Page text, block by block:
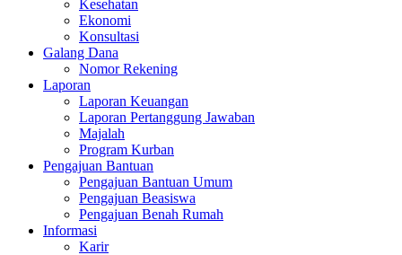
Kesehatan
Ekonomi
Konsultasi
Galang Dana
Nomor Rekening
Laporan
Laporan Keuangan
Laporan Pertanggung Jawaban
Majalah
Program Kurban
Pengajuan Bantuan
Pengajuan Bantuan Umum
Pengajuan Beasiswa
Pengajuan Benah Rumah
Informasi
Karir